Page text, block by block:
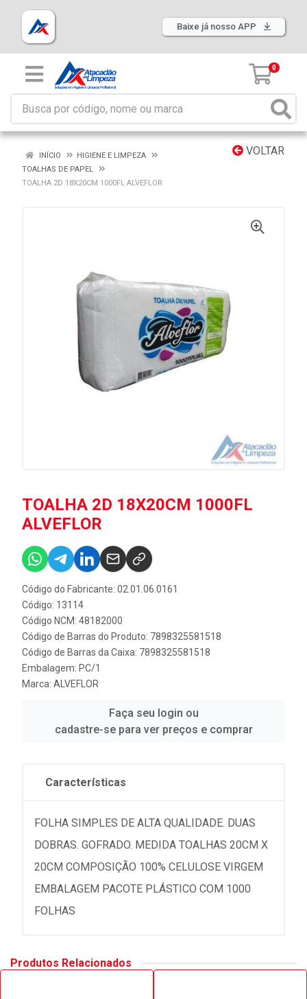
Baixe já nosso APP
0
VOLTAR
INÍCIO
HIGIENE E LIMPEZA
TOALHAS DE PAPEL
TOALHA 2D 18X20CM 1000FL ALVEFLOR
TOALHA 2D 18X20CM 1000FL
ALVEFLOR
Código do Fabricante: 02.01.06.0161
Código: 13114
Código NCM: 48182000
Código de Barras do Produto: 7898325581518
Código de Barras da Caixa: 7898325581518
Embalagem: PC/1
Marca: ALVEFLOR
Faça seu login ou
cadastre-se para ver preços e comprar
Características
FOLHA SIMPLES DE ALTA QUALIDADE. DUAS
DOBRAS. GOFRADO. MEDIDA TOALHAS 20CM X
20CM COMPOSIÇÃO 100% CELULOSE VIRGEM
EMBALAGEM PACOTE PLÁSTICO COM 1000
FOLHAS
Produtos Relacionados